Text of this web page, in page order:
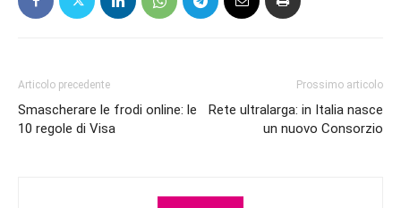
Articolo precedente
Smascherare le frodi online: le
10 regole di Visa
Prossimo articolo
Rete ultralarga: in Italia nasce
un nuovo Consorzio